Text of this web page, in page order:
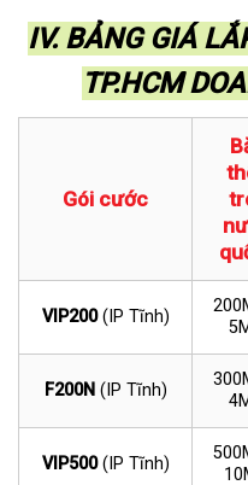
IV. BẢNG GIÁ
TP.HCM
Gói cước
VIP200(IP Tĩnh)
F200N (IP Tĩnh)
VIP500(IP Tĩnh)